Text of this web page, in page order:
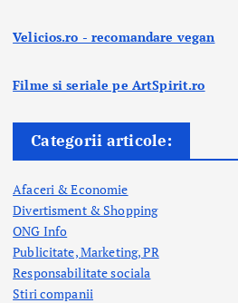
Velicios.ro - recomandare vegan
Filme si seriale pe ArtSpirit.ro
Categorii articole:
Afaceri & Economie
Divertisment & Shopping
ONG Info
Publicitate, Marketing, PR
Responsabilitate sociala
Stiri companii